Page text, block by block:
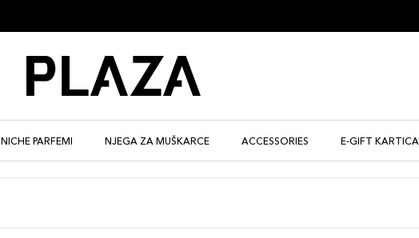
NICHE PARFEMI NJEGA ZA MUŠKARCE ACCESSORIES E-GIFT KARTICA